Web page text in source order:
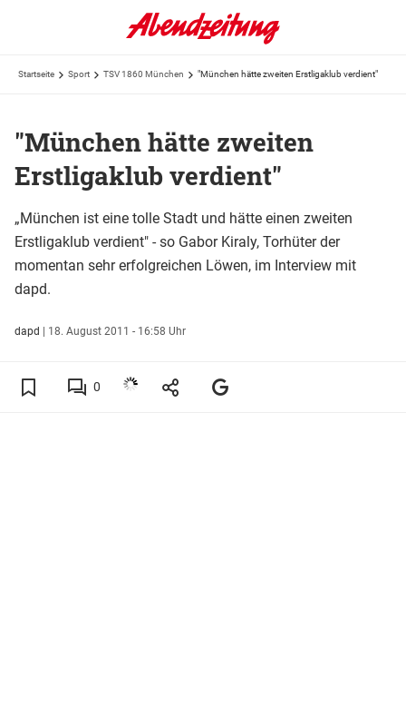
Startseite Sport TSV 1860 München "München hätte zweiten Erstligaklub verdient"
"München hätte zweiten
Erstligaklub verdient"
„München ist eine tolle Stadt und hätte einen zweiten
Erstligaklub verdient" - so Gabor Kiraly, Torhüter der
momentan sehr erfolgreichen Löwen, im Interview mit
dapd.
dapd | 18. August 2011 - 16:58 Uhr
0